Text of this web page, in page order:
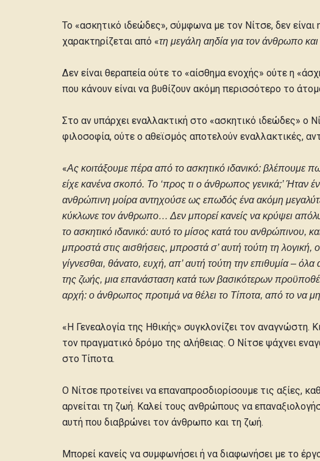
Το «ασκητικό ιδεώδες», σύμφωνα με τον Νίτσε, δεν
χαρακτηρίζεται από «τη μεγάλη αηδία για τον άνθρωπο
Δεν είναι θεραπεία ούτε το «αίσθημα ενοχής» ούτε η
που κάνουν είναι να βυθίζουν ακόμη περισσότερο το
Στο αν υπάρχει εναλλακτική στο «ασκητικό ιδεώδες» ο
φιλοσοφία, ούτε ο αθεϊσμός αποτελούν εναλλακτικές,
«Ας κοιτάξουμε πέρα από το ασκητικό ιδανικό:
είχε κανένα σκοπό. Το ‘προς τι ο άνθρωπος γενικά;’ Ήταν
ανθρώπινη μοίρα αντηχούσε ως επωδός ένα ακόμη
κύκλωνε τον άνθρωπο… Δεν μπορεί κανείς να κρύψει
το ασκητικό ιδανικό: αυτό το μίσος κατά του
μπροστά στις αισθήσεις, μπροστά σ’ αυτή τούτη τη
γίγνεσθαι, θάνατο, ευχή, απ’ αυτή τούτη την επιθυμία –
της ζωής, μια επανάσταση κατά των βασικότερων
αρχή: ο άνθρωπος προτιμά να θέλει το Τίποτα, από το να
«Η Γενεαλογία της Ηθικής» συγκλονίζει τον αναγνώστη.
τον πραγματικό δρόμο της αλήθειας. Ο Νίτσε ψάχνει
στο Τίποτα.
Ο Νίτσε προτείνει να επαναπροσδιορίσουμε τις αξίες,
αρνείται τη ζωή. Καλεί τους ανθρώπους να
αυτή που διαβρώνει τον άνθρωπο και τη ζωή.
Μπορεί κανείς να συμφωνήσει ή να διαφωνήσει με το